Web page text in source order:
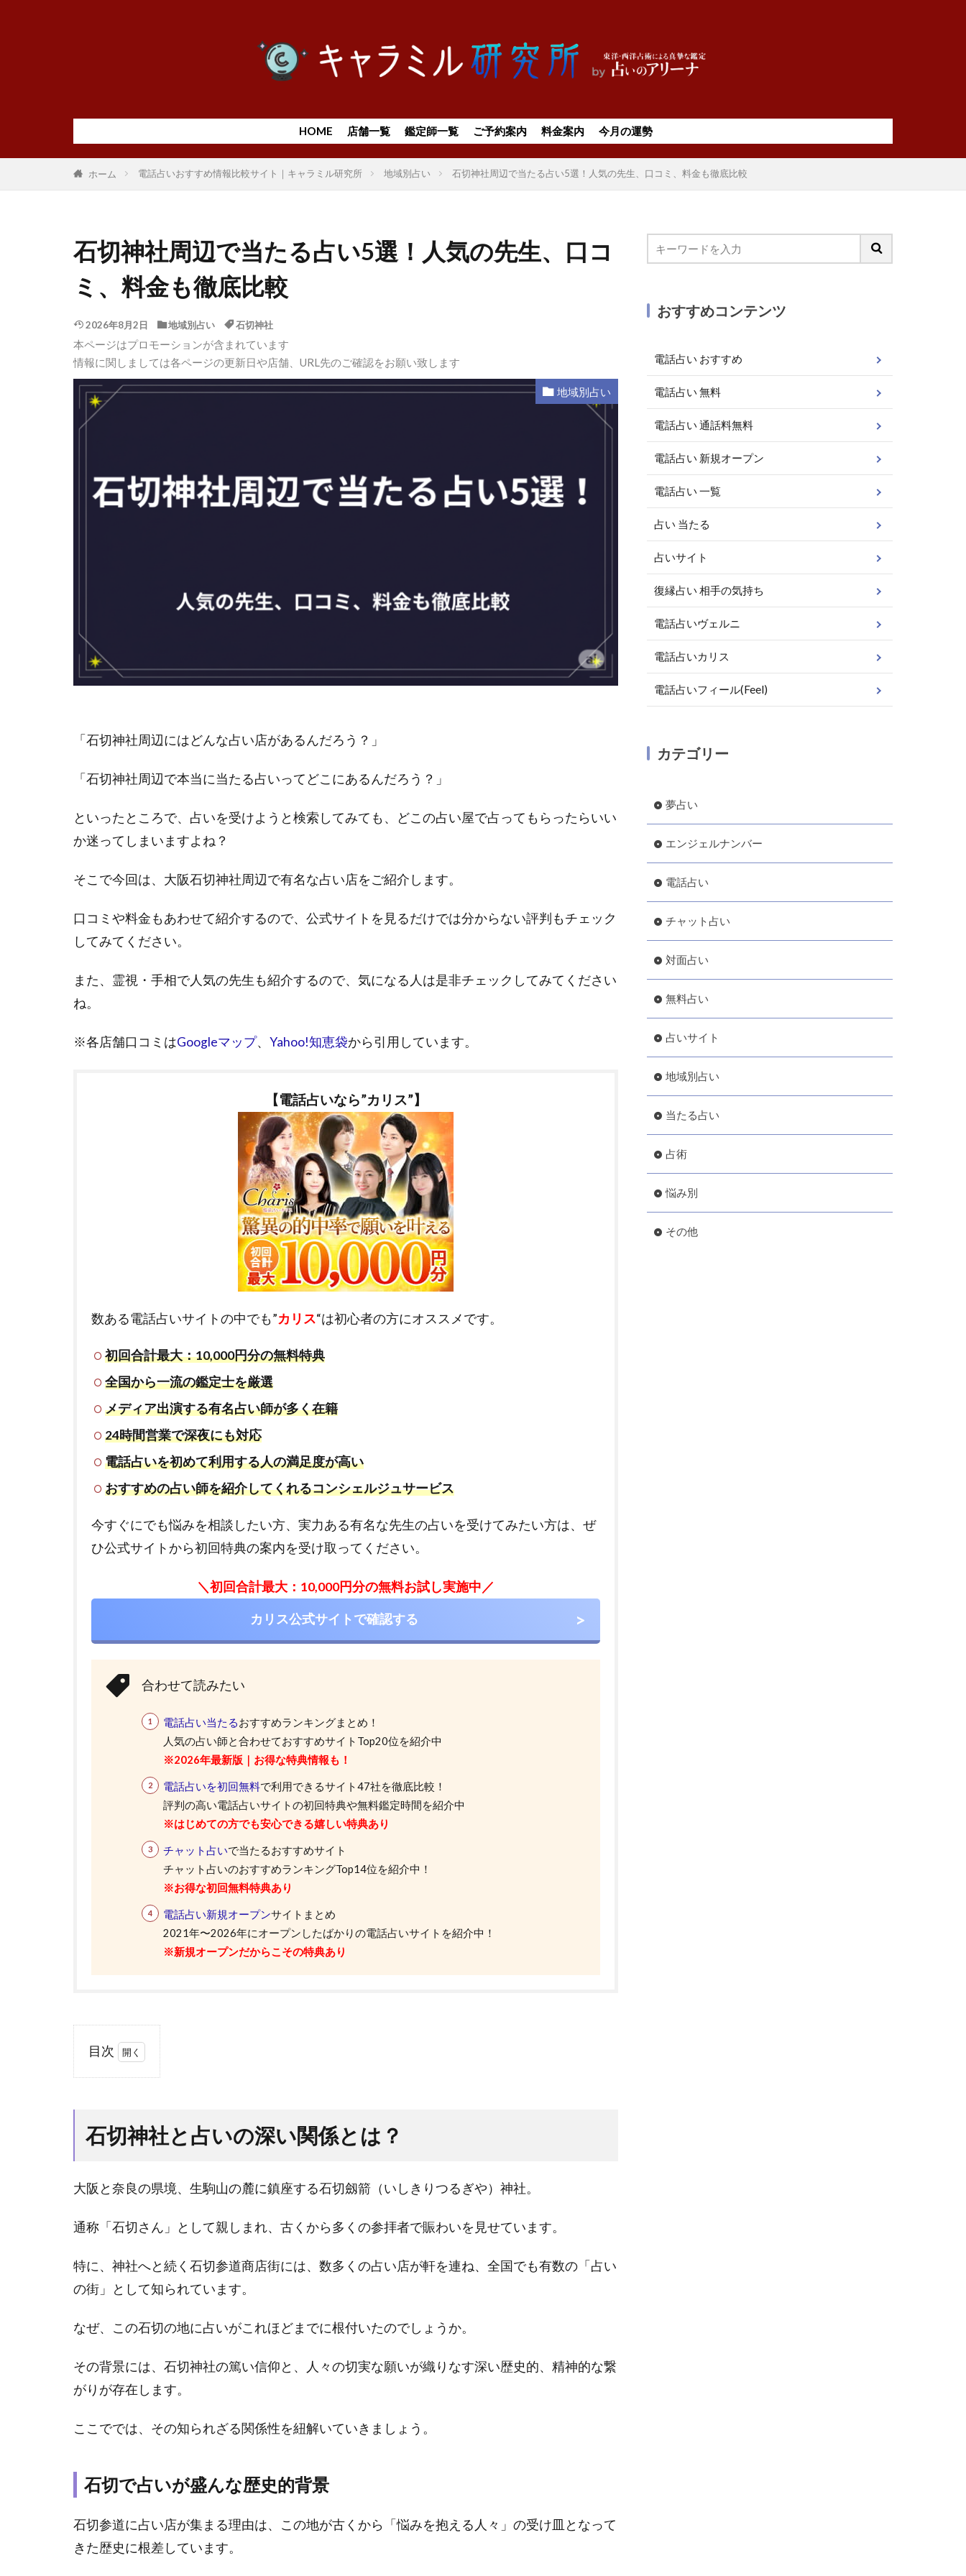
HOME 店舗一覧 鑑定師一覧 ご予約案内 料金案内 今月の運勢
ホーム 電話占いおすすめ情報比較サイト｜キャラミル研究所 地域別占い 石切神社周辺で当たる占い5選！人気の先生、口コミ、料金も徹底比較
石切神社周辺で当たる占い5選！人気の先生、口コ
ミ、料金も徹底比較
2026年8月2日 地域別占い 石切神社
本ページはプロモーションが含まれています
情報に関しましては各ページの更新日や店舗、URL先のご確認をお願い致します
地域別占い
「石切神社周辺にはどんな占い店があるんだろう？」
「石切神社周辺で本当に当たる占いってどこにあるんだろう？」
といったところで、占いを受けようと検索してみても、どこの占い屋で占ってもらったらいい
か迷ってしまいますよね？
そこで今回は、大阪石切神社周辺で有名な占い店をご紹介します。
口コミや料金もあわせて紹介するので、公式サイトを見るだけでは分からない評判もチェック
してみてください。
また、霊視・手相で人気の先生も紹介するので、気になる人は是非チェックしてみてください
ね。
※各店舗口コミはGoogleマップ、 Yahoo!知恵袋から引用しています。
【電話占いなら”カリス”】
数ある電話占いサイトの中でも”カリス“は初心者の方にオススメです。
初回合計最大：10,000円分の無料特典
全国から一流の鑑定士を厳選
メディア出演する有名占い師が多く在籍
24時間営業で深夜にも対応
電話占いを初めて利用する人の満足度が高い
おすすめの占い師を紹介してくれるコンシェルジュサービス
今すぐにでも悩みを相談したい方、実力ある有名な先生の占いを受けてみたい方は、ぜ
ひ公式サイトから初回特典の案内を受け取ってください。
＼初回合計最大：10,000円分の無料お試し実施中／
カリス公式サイトで確認する
合わせて読みたい
電話占い当たるおすすめランキングまとめ！
人気の占い師と合わせておすすめサイトTop20位を紹介中
※2026年最新版｜お得な特典情報も！
電話占いを初回無料で利用できるサイト47社を徹底比較！
評判の高い電話占いサイトの初回特典や無料鑑定時間を紹介中
※はじめての方でも安心できる嬉しい特典あり
チャット占いで当たるおすすめサイト
チャット占いのおすすめランキングTop14位を紹介中！
※お得な初回無料特典あり
電話占い新規オープンサイトまとめ
2021年〜2026年にオープンしたばかりの電話占いサイトを紹介中！
※新規オープンだからこその特典あり
目次
と占
いの
と
1.1
で占
いが
史的
「デ
の神
いの
繋が
1.3
石切
石切神社と占いの深い関係とは？
大阪と奈良の県境、生駒山の麓に鎮座する石切劔箭（いしきりつるぎや）神社。
通称「石切さん」として親しまれ、古くから多くの参拝者で賑わいを見せています。
特に、神社へと続く石切参道商店街には、数多くの占い店が軒を連ね、全国でも有数の「占い
の街」として知られています。
なぜ、この石切の地に占いがこれほどまでに根付いたのでしょうか。
その背景には、石切神社の篤い信仰と、人々の切実な願いが織りなす深い歴史的、精神的な繋
がりが存在します。
ここででは、その知られざる関係性を紐解いていきましょう。
石切で占いが盛んな歴史的背景
石切参道に占い店が集まる理由は、この地が古くから「悩みを抱える人々」の受け皿となって
きた歴史に根差しています。
おすすめコンテンツ
電話占い おすすめ
電話占い 無料
電話占い 通話料無料
電話占い 新規オープン
電話占い 一覧
占い 当たる
占いサイト
復縁占い 相手の気持ち
電話占いヴェルニ
電話占いカリス
電話占いフィール(Feel)
カテゴリー
夢占い
エンジェルナンバー
電話占い
チャット占い
対面占い
無料占い
占いサイト
地域別占い
当たる占い
占術
悩み別
その他